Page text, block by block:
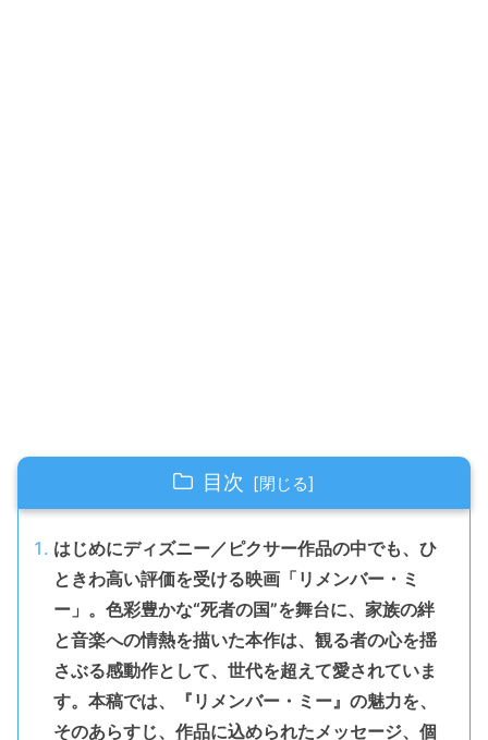
目次
はじめにディズニー／ピクサー作品の中でも、ひ
ときわ高い評価を受ける映画「リメンバー・ミ
ー」。色彩豊かな“死者の国”を舞台に、家族の絆
と音楽への情熱を描いた本作は、観る者の心を揺
さぶる感動作として、世代を超えて愛されていま
す。本稿では、『リメンバー・ミー』の魅力を、
そのあらすじ、作品に込められたメッセージ、個